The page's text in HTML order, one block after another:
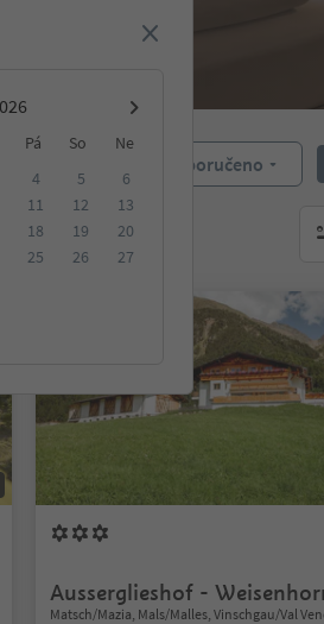
Pá So
Ne
4 5
6
11 12
13
18 19
20
25 26
27
Doporučeno
Ausserglieshof -
Matsch/Mazia, Mals/Malles, Vinschgau/Val